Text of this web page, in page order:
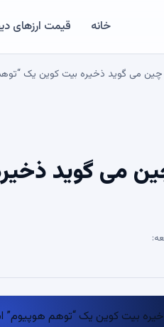
خانه قیمت ارزهای
چین می گوید ذخیره بیت کوین یک
می گوید